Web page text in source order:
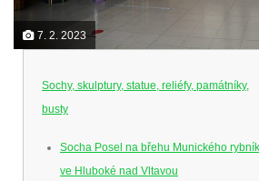
7. 2. 2023
Sochy, skulptury, statue, reliéfy, památníky,
busty
Socha Posel na břehu Munického
ve Hluboké nad Vltavou